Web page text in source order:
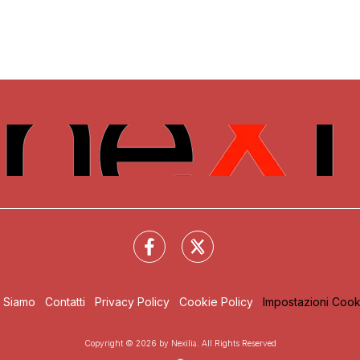
Siamo Contatti Privacy Policy Cookie Policy Impostazioni
Copyright © 2026 by Nexilia. All Rights Reserved